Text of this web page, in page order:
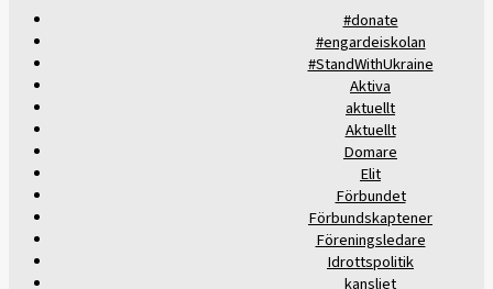
#donate
#engardeiskolan
#StandWithUkraine
Aktiva
aktuellt
Aktuellt
Domare
Elit
Förbundet
Förbundskaptener
Föreningsledare
Idrottspolitik